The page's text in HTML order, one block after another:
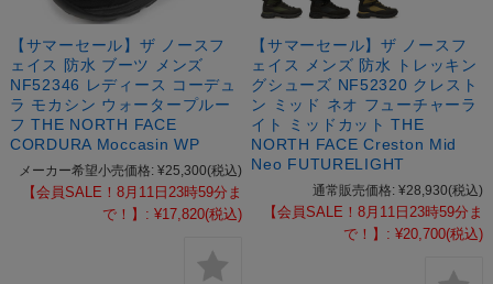
【サマーセール】ザ ノースフ
ェイス 防水 ブーツ メンズ
NF52346 レディース コーデュ
ラ モカシン ウォータープルー
フ THE NORTH FACE
CORDURA Moccasin WP
メーカー希望小売価格: ¥25,300(税込)
【会員SALE！8月11日23時59分ま
で！】: ¥17,820(税込)
【サマーセール】ザ ノースフ
ェイス メンズ 防水 トレッキン
グシューズ NF52320 クレスト
ン ミッド ネオ フューチャーラ
イト ミッドカット THE
NORTH FACE Creston Mid
Neo FUTURELIGHT
通常販売価格: ¥28,930(税込)
【会員SALE！8月11日23時59分ま
で！】: ¥20,700(税込)